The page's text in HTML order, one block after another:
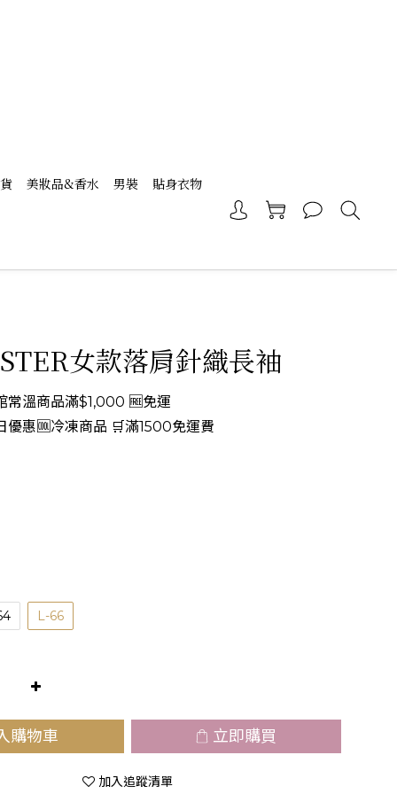
美妝品&香水 男裝 貼身衣物
女款落肩針織長袖
常溫商品滿$1,000 🆓免運
優惠🆒冷凍商品 🛒滿1500免運費
L-66
購物車 立即購買
加入追蹤清單